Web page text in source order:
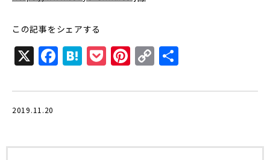
この記事をシェアする
X F
a
c
o
H
at
e
P
o
c
Pi
n
te
st
C
o
p
n
2019.11.20